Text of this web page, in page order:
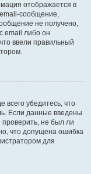
отображается в
сообщение,
не получено,
email либо он
ввели правильный
всего убедитесь, что
Если данные введены
не был ли
что допущена ошибка
для